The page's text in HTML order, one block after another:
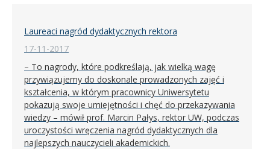
Laureaci nagród dydaktycznych rektora
17-11-2017
– To nagrody, które podkreślają, jak wielką wagę
przywiązujemy do doskonale prowadzonych zajęć i
kształcenia, w którym pracownicy Uniwersytetu
pokazują swoje umiejętności i chęć do przekazywania
wiedzy – mówił prof. Marcin Pałys, rektor UW, podczas
uroczystości wręczenia nagród dydaktycznych dla
najlepszych nauczycieli akademickich.